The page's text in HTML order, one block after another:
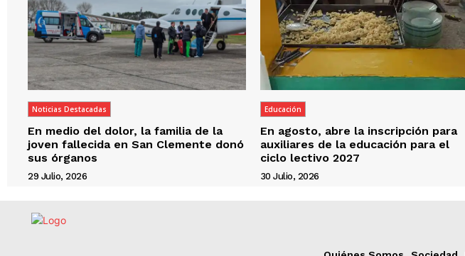
Noticias Destacadas
En medio del dolor, la familia de la
joven fallecida en San Clemente donó
sus órganos
29 Julio, 2026
Educación
En agosto, abre la inscripción para
auxiliares de la educación para el
ciclo lectivo 2027
30 Julio, 2026